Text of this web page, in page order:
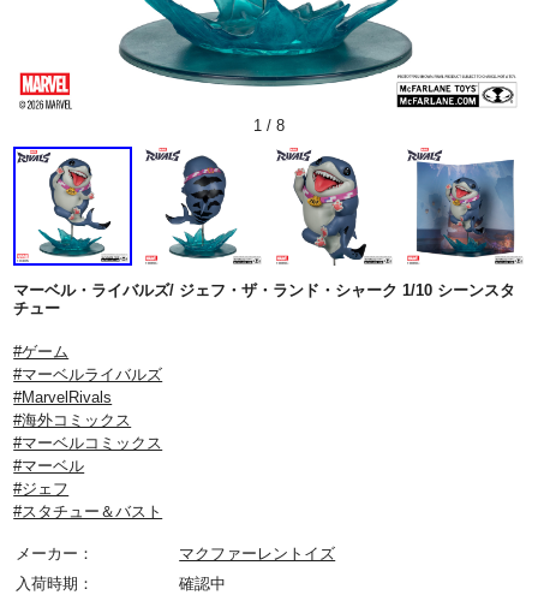
1 / 8
マーベル・ライバルズ/ ジェフ・ザ・ランド・シャーク 1/10 シーンスタ
チュー
#ゲーム
#マーベルライバルズ
#MarvelRivals
#海外コミックス
#マーベルコミックス
#マーベル
#ジェフ
#スタチュー＆バスト
メーカー：
マクファーレントイズ
入荷時期：
確認中